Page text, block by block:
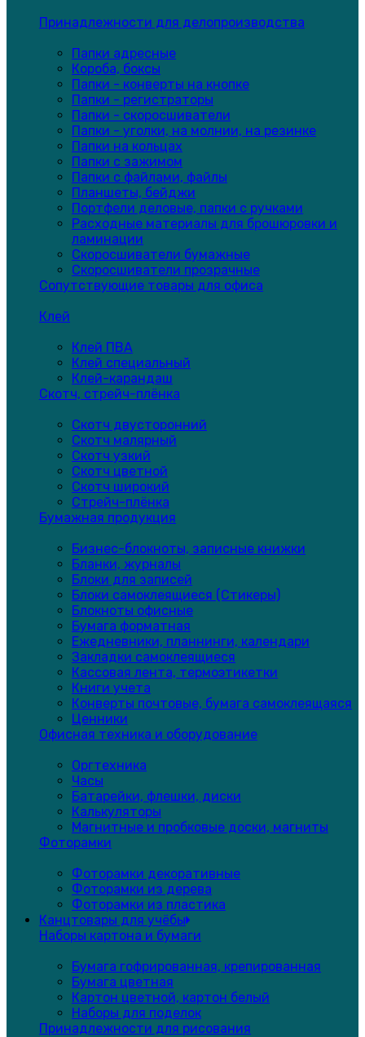
Принадлежности для делопроизводства
Папки адресные
Короба, боксы
Папки - конверты на кнопке
Папки - регистраторы
Папки - скоросшиватели
Папки - уголки, на молнии, на резинке
Папки на кольцах
Папки с зажимом
Папки с файлами, файлы
Планшеты, бейджи
Портфели деловые, папки с ручками
Расходные материалы для брошюровки и
ламинации
Скоросшиватели бумажные
Скоросшиватели прозрачные
Сопутствующие товары для офиса
Клей
Клей ПВА
Клей специальный
Клей-карандаш
Скотч, стрейч-плёнка
Скотч двусторонний
Скотч малярный
Скотч узкий
Скотч цветной
Скотч широкий
Стрейч-плёнка
Бумажная продукция
Бизнес-блокноты, записные книжки
Бланки, журналы
Блоки для записей
Блоки самоклеящиеся (Стикеры)
Блокноты офисные
Бумага форматная
Ежедневники, планнинги, календари
Закладки самоклеящиеся
Кассовая лента, термоэтикетки
Книги учета
Конверты почтовые, бумага самоклеящаяся
Ценники
Офисная техника и оборудование
Оргтехника
Часы
Батарейки, флешки, диски
Калькуляторы
Магнитные и пробковые доски, магниты
Фоторамки
Фоторамки декоративные
Фоторамки из дерева
Фоторамки из пластика
Канцтовары для учёбы
Наборы картона и бумаги
Бумага гофрированная, крепированная
Бумага цветная
Картон цветной, картон белый
Наборы для поделок
Принадлежности для рисования